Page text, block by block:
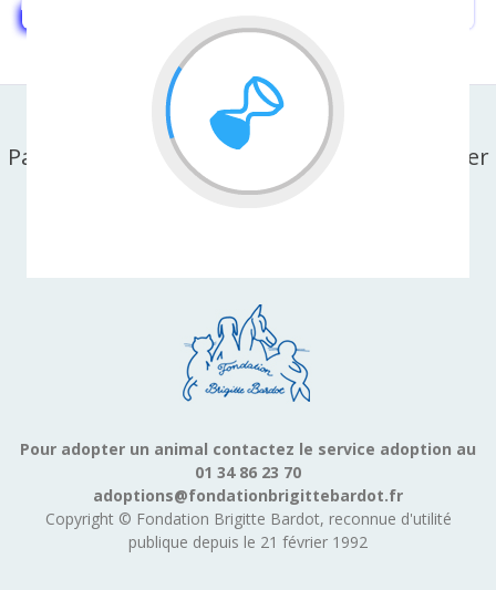
Partager cette page sur facebook ou X-twitter
Pour adopter un animal contactez le service adoption au
01 34 86 23 70
adoptions@fondationbrigittebardot.fr
Copyright © Fondation Brigitte Bardot, reconnue d'utilité
publique depuis le 21 février 1992